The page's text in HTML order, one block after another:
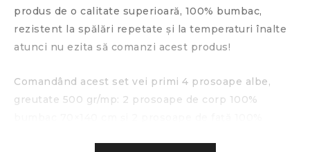
produs de o calitate superioară, 100% bumbac,
rezistent la spălări repetate și la temperaturi înalte
atunci nu ezita să comanzi acest produs!
Comandând acest set vei primi 4 prosoape albe,
greutate 500 gr/mp: 2 prosoape de corp 100%